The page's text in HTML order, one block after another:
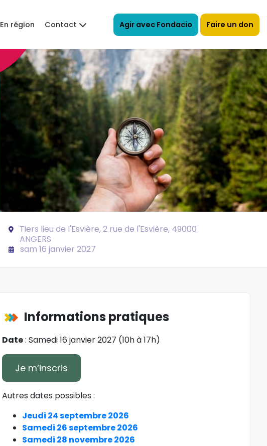
En région Contact Agir avec Fondacio Faire un don
Tiers lieu de l'Esvière, 2 rue de l'Esvière, 49000
ANGERS
sam 16 janvier 2027
Informations pratiques
Date: Samedi 16 janvier 2027 (10h à 17h)
Je m’inscris
Autres dates possibles :
Jeudi 24 septembre 2026
Samedi 26 septembre 2026
Samedi 28 novembre 2026